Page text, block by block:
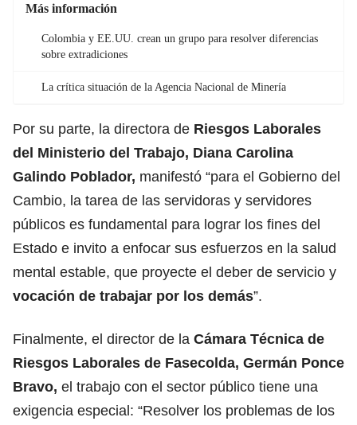
Más información
Colombia y EE.UU. crean un grupo para resolver diferencias
sobre extradiciones
La crítica situación de la Agencia Nacional de Minería
Por su parte, la directora de Riesgos Laborales
del Ministerio del Trabajo, Diana Carolina
Galindo Poblador, manifestó “para el Gobierno del
Cambio, la tarea de las servidoras y servidores
públicos es fundamental para lograr los fines del
Estado e invito a enfocar sus esfuerzos en la salud
mental estable, que proyecte el deber de servicio y
vocación de trabajar por los demás”.
Finalmente, el director de la Cámara Técnica de
Riesgos Laborales de Fasecolda, Germán Ponce
Bravo, el trabajo con el sector público tiene una
exigencia especial: “Resolver los problemas de los